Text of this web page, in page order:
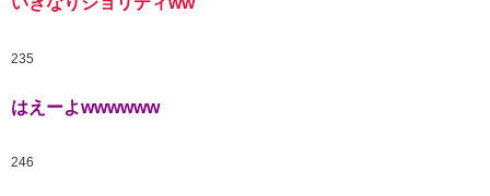
235
はえーよwwwwww
246